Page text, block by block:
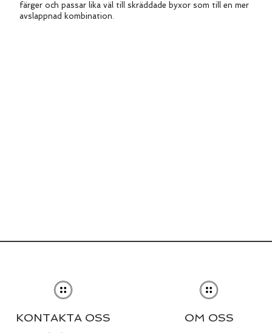
färger och passar lika väl till skräddade byxor som till en mer
avslappnad kombination.
KONTAKTA OSS OM OSS